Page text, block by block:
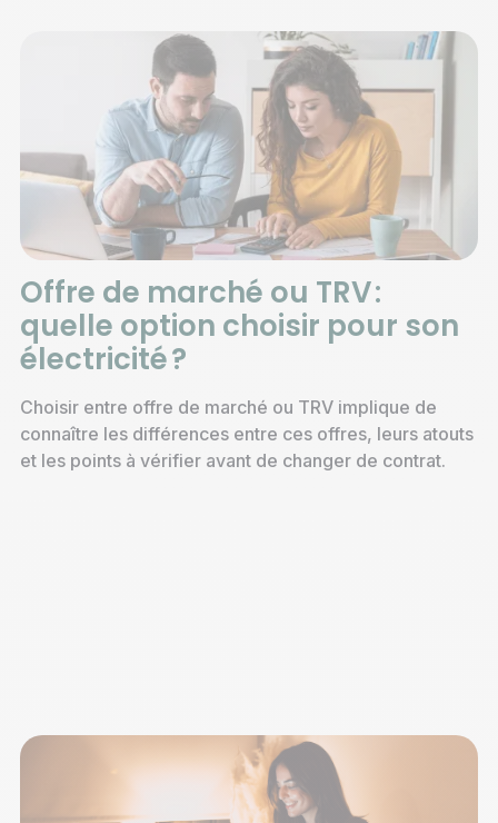
Offre de marché ou TRV :
quelle option choisir pour son
électricité ?
Choisir entre offre de marché ou TRV implique de
connaître les différences entre ces offres, leurs atouts
et les points à vérifier avant de changer de contrat.